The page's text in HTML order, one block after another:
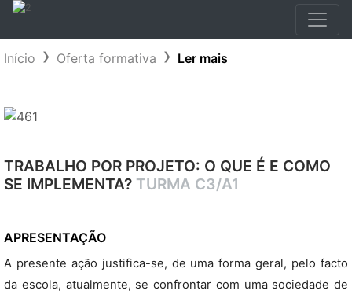
Início Oferta formativa Ler mais
TRABALHO POR PROJETO: O QUE É E COMO
SE IMPLEMENTA? TURMA C3/A1
APRESENTAÇÃO
A presente ação justifica-se, de uma forma geral, pelo facto
da escola, atualmente, se confrontar com uma sociedade de